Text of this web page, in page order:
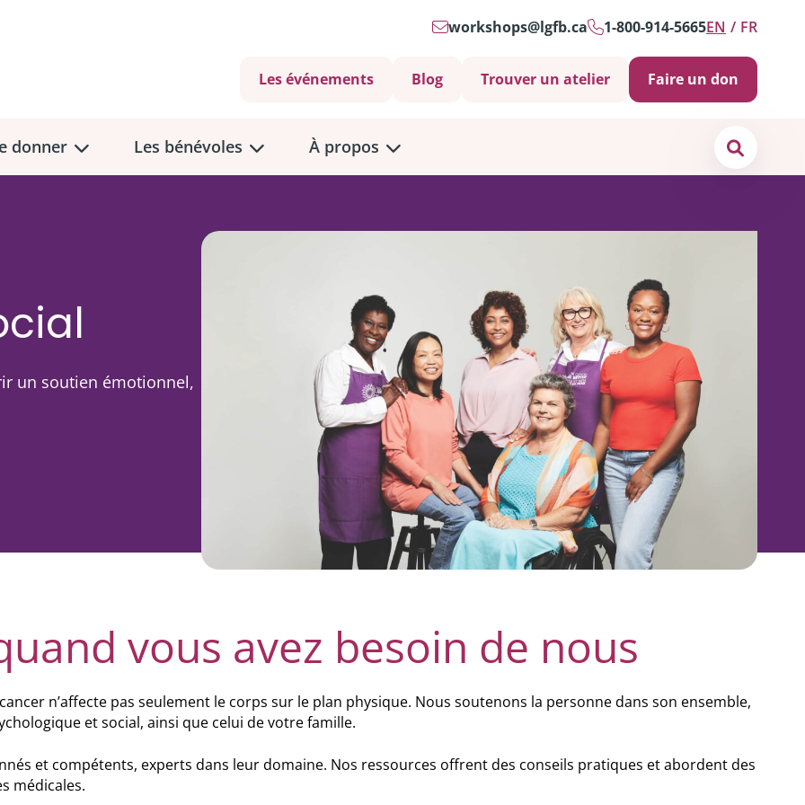
workshops@lgfb.ca 1-800-914-5665EN FR
Les événements Blog Trouver un atelier Faire un don
donner Les bénévoles À propos
un soutien émotionnel,
vous avez besoin de nous
n’affecte pas seulement le corps sur le plan physique. Nous soutenons la personne dans son ensemble,
et social, ainsi que celui de votre famille.
et compétents, experts dans leur domaine. Nos ressources offrent des conseils pratiques et abordent des
médicales.